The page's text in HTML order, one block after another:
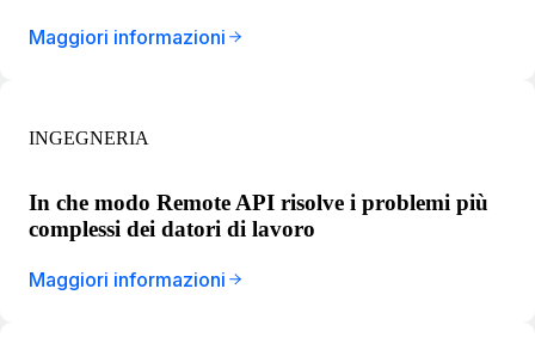
Maggiori informazioni
INGEGNERIA
In che modo Remote API risolve i problemi più
complessi dei datori di lavoro
Maggiori informazioni